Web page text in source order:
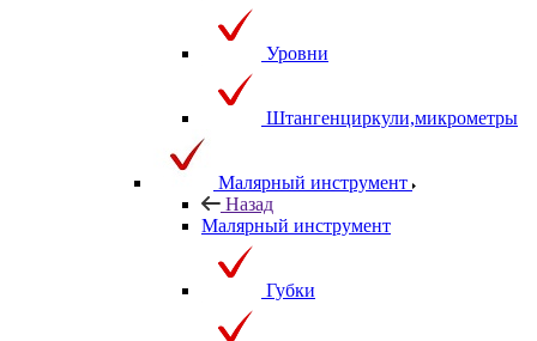
Уровни
Штангенциркули,микрометры
Малярный инструмент
Назад
Малярный инструмент
Губки